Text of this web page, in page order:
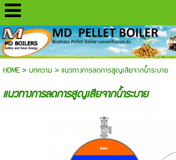
HOME>บทความ>แนวทางการลดการสูญเสียจากน้ำระบาย
แนวทางการลดการสูญเสียจากน้ำระบาย